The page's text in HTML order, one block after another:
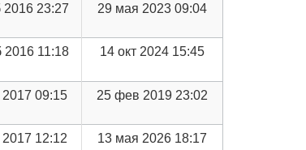
2016 23:27 29 мая 2023 09:04
2016 11:18 14 окт 2024 15:45
09:15 25 фев 2019 23:02
12:12 13 мая 2026 18:17